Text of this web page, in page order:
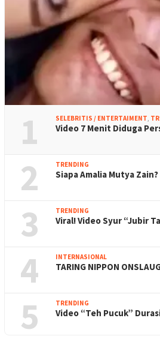
1 SELEBRITIS / ENTERTAIMENT
Video 7 Menit Diduga
2 TRENDING
Siapa Amalia Mutya
3 TRENDING
Viral! Video Syur “Jubir
4 INTERNASIONAL
TARING NIPPON
5 TRENDING
Video “Teh Pucuk”